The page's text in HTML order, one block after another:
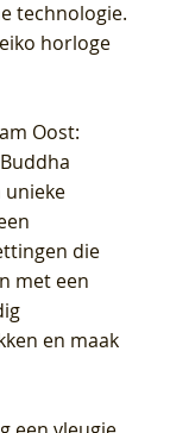
technologie.
horloge
Oost:
unieke
die
met een
en maak